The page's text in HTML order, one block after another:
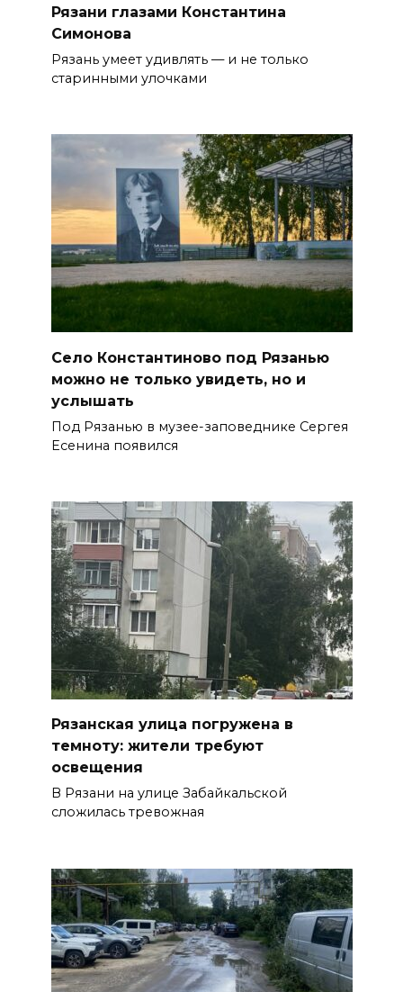
Рязани глазами Константина
Симонова
Рязань умеет удивлять — и не только
старинными улочками
Село Константиново под Рязанью
можно не только увидеть, но и
услышать
Под Рязанью в музее-заповеднике Сергея
Есенина появился
Рязанская улица погружена в
темноту: жители требуют
освещения
В Рязани на улице Забайкальской
сложилась тревожная